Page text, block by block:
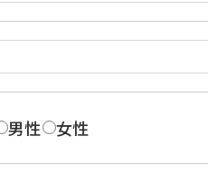
男性 女性